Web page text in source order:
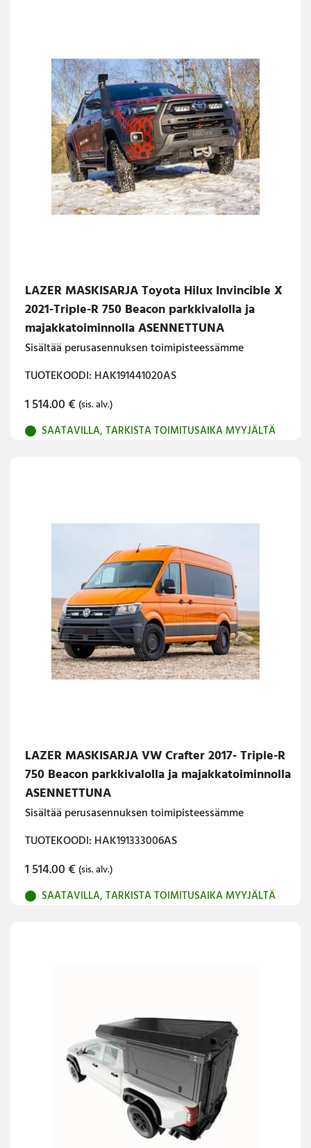
LAZER MASKISARJA Toyota Hilux Invincible X
2021-Triple-R 750 Beacon parkkivalolla ja
majakkatoiminnolla ASENNETTUNA
Sisältää perusasennuksen toimipisteessämme
TUOTEKOODI: HAK191441020AS
1 514.00€ (sis. alv.)
SAATAVILLA, TARKISTA TOIMITUSAIKA MYYJÄLTÄ
LAZER MASKISARJA VW Crafter 2017- Triple-R
750 Beacon parkkivalolla ja majakkatoiminnolla
ASENNETTUNA
Sisältää perusasennuksen toimipisteessämme
TUOTEKOODI: HAK191333006AS
1 514.00€ (sis. alv.)
SAATAVILLA, TARKISTA TOIMITUSAIKA MYYJÄLTÄ